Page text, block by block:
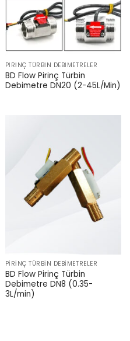
PIRINÇ TÜRBIN DEBIMETRELER
BD Flow Pirinç Türbin
Debimetre DN20 (2-45L/Min)
PIRINÇ TÜRBIN DEBIMETRELER
BD Flow Pirinç Türbin
Debimetre DN8 (0.35-
3L/min)